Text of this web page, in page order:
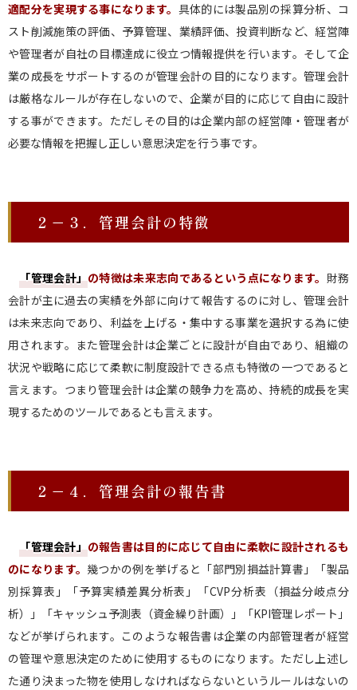
適配分を実現する事になります。 具体的には製品別の採算分析、コ
スト削減施策の評価、予算管理、業績評価、投資判断など、経営陣
や管理者が自社の目標達成に役立つ情報提供を行います。そして企
業の成長をサポートするのが管理会計の目的になります。管理会計
は厳格なルールが存在しないので、企業が目的に応じて自由に設計
する事ができます。ただしその目的は企業内部の経営陣・管理者が
必要な情報を把握し正しい意思決定を行う事です。
２－３．管理会計の特徴
「管理会計」の特徴は未来志向であるという点になります。 財務
会計が主に過去の実績を外部に向けて報告するのに対し、管理会計
は未来志向であり、利益を上げる・集中する事業を選択する為に使
用されます。また管理会計は企業ごとに設計が自由であり、組織の
状況や戦略に応じて柔軟に制度設計できる点も特徴の一つであると
言えます。つまり管理会計は企業の競争力を高め、持続的成長を実
現するためのツールであるとも言えます。
２－４．管理会計の報告書
「管理会計」の報告書は目的に応じて自由に柔軟に設計されるも
のになります。 幾つかの例を挙げると「部門別損益計算書」「製品
別採算表」「予算実績差異分析表」「CVP分析表（損益分岐点分
析）」「キャッシュ予測表（資金繰り計画）」「KPI管理レポート」
などが挙げられます。このような報告書は企業の内部管理者が経営
の管理や意思決定のために使用するものになります。ただし上述し
た通り決まった物を使用しなければならないというルールはないの